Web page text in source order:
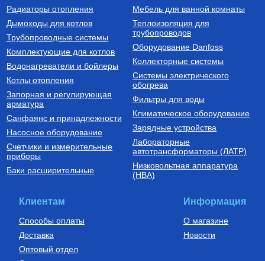
нагрева напольный из
нержавеющей стали STINOX F
500 л., арт.: 805F0050
127 190Руб.
Купить
Труба напорная из сшитого
полиэтилена с барьерным
слоем EVOH, тип PE-Xa
16(2.2) бухта 100 м,
VA1622.3.C.100
7 300Руб.
Котлы газовые настенные
Котел газовый настенный
одноконтурный Vitabel HF 32
63 890Руб.
Купить
Дымоходы для котлов DN 80
(традиционные)
Элемент дымохода DN80
Руб.
Купить
Радиаторы отопления
Дымоходы для котлов
Трубопроводные системы
Комплектующие для котлов
Водонагреватели и бойлеры
Котлы отопления
Запорная и регулирующая
арматура
Санфаянс и принадлежности
Насосное оборудование
Счетчики и измерительные
приборы
Баки расширительные
Мебель для ванной комнаты
Теплоизоляция для
трубопроводов
Оборудование Danfoss
Коллекторные системы
Системы электрического
обогрева
Фильтры для воды
Климатическое оборудование
Зарядные устройства
Лабораторные
автотрансформаторы (ЛАТР)
Низковольтная аппаратура
(НВА)
Клиентам
Способы оплаты
Доставка
Оптовый отдел
Информация
О магазине
Новости